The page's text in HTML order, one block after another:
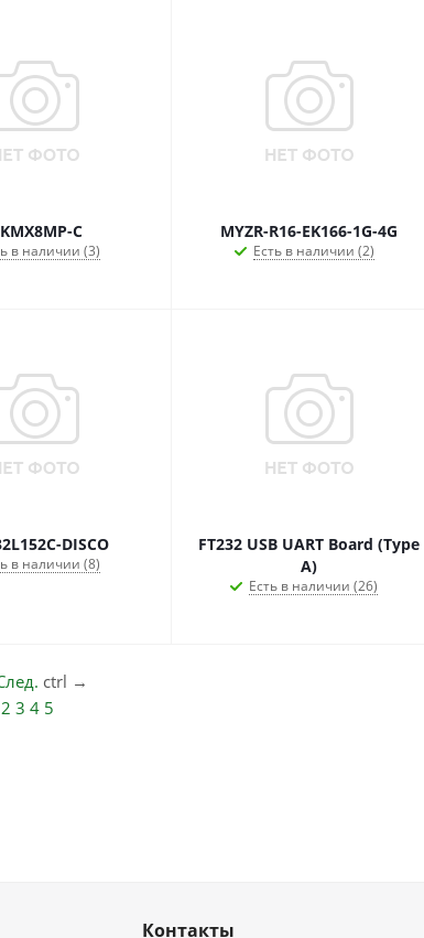
C
в наличии (3)
MYZR-R16-EK166-1G-4G
Есть в наличии (2)
DISCO
в наличии (8)
FT232 USB UART Board (Type
A)
Есть в наличии (26)
ctrl →
2 3 4 5
Контакты